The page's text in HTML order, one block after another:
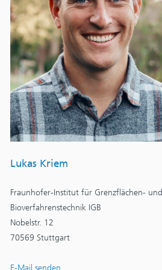
Lukas Kriem
Fraunhofer-Institut für Grenzflächen- und
Bioverfahrenstechnik IGB
Nobelstr. 12
70569 Stuttgart
E-Mail senden